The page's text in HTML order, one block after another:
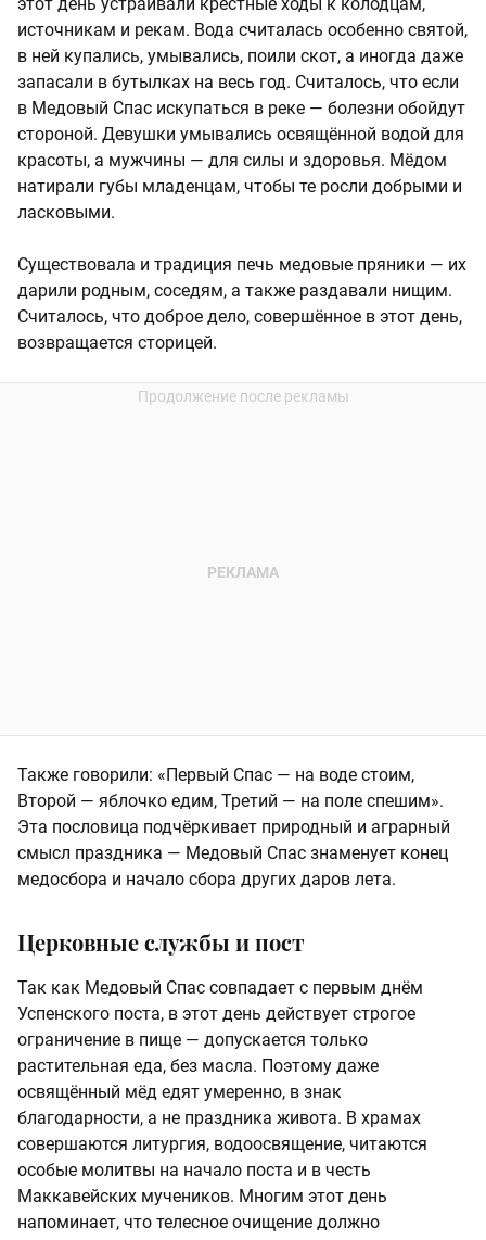
источникам и рекам. Вода считалась особенно святой,
в ней купались, умывались, поили скот, а иногда даже
запасали в бутылках на весь год. Считалось, что если
в Медовый Спас искупаться в реке — болезни обойдут
стороной. Девушки умывались освящённой водой для
красоты, а мужчины — для силы и здоровья. Мёдом
натирали губы младенцам, чтобы те росли добрыми и
ласковыми.
Существовала и традиция печь медовые пряники — их
дарили родным, соседям, а также раздавали нищим.
Считалось, что доброе дело, совершённое в этот день,
возвращается сторицей.
Также говорили: «Первый Спас — на воде стоим,
Второй — яблочко едим, Третий — на поле спешим».
Эта пословица подчёркивает природный и аграрный
смысл праздника — Медовый Спас знаменует конец
медосбора и начало сбора других даров лета.
Церковные службы и пост
Так как Медовый Спас совпадает с первым днём
Успенского поста, в этот день действует строгое
ограничение в пище — допускается только
растительная еда, без масла. Поэтому даже
освящённый мёд едят умеренно, в знак
благодарности, а не праздника живота. В храмах
совершаются литургия, водоосвящение, читаются
особые молитвы на начало поста и в честь
Маккавейских мучеников. Многим этот день
напоминает, что телесное очищение должно